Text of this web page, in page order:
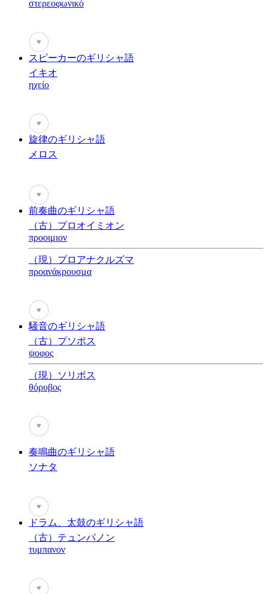
στερεοφωνικό
♥
スピーカーのギリシャ語
イキオ
ηχείο
♥
旋律のギリシャ語
メロス
♥
前奏曲のギリシャ語
（古）プロオイミオン
προοιμιον
（現）プロアナクルズマ
προανάκρουσμα
♥
騒音のギリシャ語
（古）プソポス
ψοφος
（現）ソリボス
θόρυβος
♥
奏鳴曲のギリシャ語
ソナタ
♥
ドラム、太鼓のギリシャ語
（古）テュンパノン
τυμπανον
♥